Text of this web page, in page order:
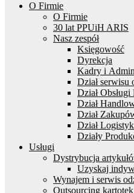
O Firmie
O Firmie
30 lat PPUiH ARIS
Nasz zespół
Księgowość
Dyrekcja
Kadry i
Dział serwisu
Dział
Dział
Dział
Dział
Działy
Usługi
Dystrybucja
Uzyskaj
Wynajem i serwis
Outsourcing